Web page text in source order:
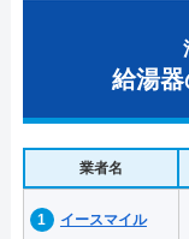
給湯
業者名
イースマイル